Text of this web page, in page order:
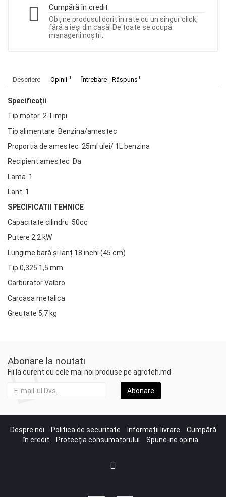
Cumpără în credit
Obține produsul dorit în rate cu un singur click,
fără a ieși din casă! De toate se ocupă
managerii noștri.
Descriere Opinii 0 Întrebare - Răspuns 0
Specificații
Tip motor 2 Timpi
Tip alimentare Benzina/amestec
Proportia de amestec 25ml ulei/ 1L benzina
Recipient amestec Da
Lama 1
Lant 1
SPECIFICATII TEHNICE
Capacitate cilindru 50cc
Putere 2,2 kW
Lungime bară și lanț 18 inchi (45 cm)
Tip 0,325 1,5 mm
Carburator Valbro
Carcasa metalica
Greutate 5,7 kg
Abonare la noutati
Fii la curent cu cele mai noi produse pe agroteh.md
Abonare
Despre noi Politica de securitate Informații livrare
Cumpără
în credit
Protecția consumatorului Spune-ne opinia